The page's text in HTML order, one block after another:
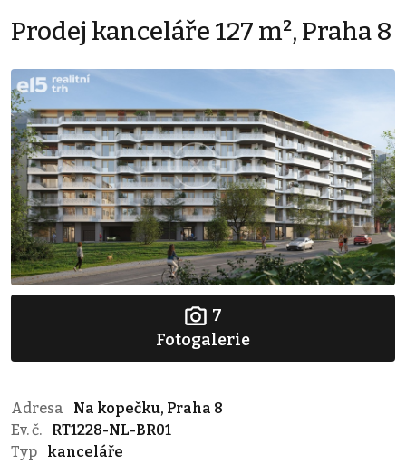
Prodej kanceláře 127 m², Praha 8
7
Fotogalerie
Adresa
Na kopečku, Praha 8
Ev. č.
RT1228-NL-BR01
Typ
kanceláře